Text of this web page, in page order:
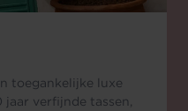
toegankelijke luxe
verfijnde tassen,